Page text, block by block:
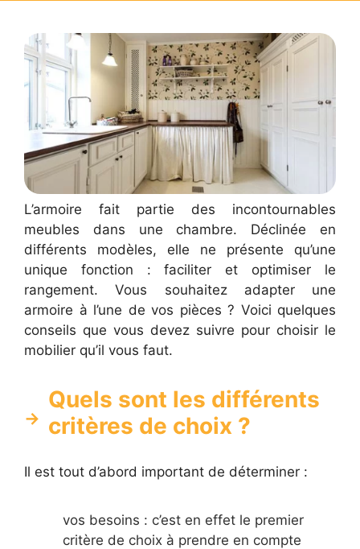
L’armoire fait partie des incontournables
meubles dans une chambre. Déclinée en
différents modèles, elle ne présente qu’une
unique fonction : faciliter et optimiser le
rangement. Vous souhaitez adapter une
armoire à l’une de vos pièces ? Voici quelques
conseils que vous devez suivre pour choisir le
mobilier qu’il vous faut.
Quels sont les différents
critères de choix ?
Il est tout d’abord important de déterminer :
vos besoins : c’est en effet le premier
critère de choix à prendre en compte